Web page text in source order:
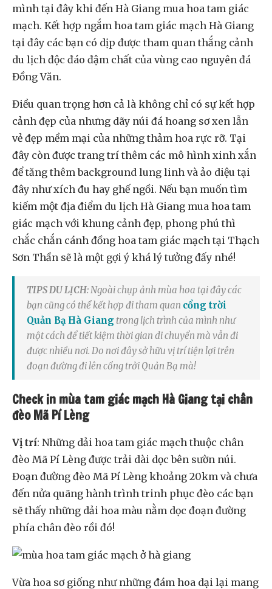
mình tại đây khi đến Hà Giang mua hoa tam giác
mạch. Kết hợp ngắm hoa tam giác mạch Hà Giang
tại đây các bạn có dịp được tham quan thắng cảnh
du lịch độc đáo đậm chất của vùng cao nguyên đá
Đồng Văn.
Điều quan trọng hơn cả là không chỉ có sự kết hợp
cảnh đẹp của nhưng dãy núi đá hoang sơ xen lẫn
vẻ đẹp mềm mại của những thảm hoa rực rỡ. Tại
đây còn được trang trí thêm các mô hình xinh xắn
để tăng thêm background lung linh và ảo diệu tại
đây như xích đu hay ghế ngồi. Nếu bạn muốn tìm
kiếm một địa điểm du lịch Hà Giang mua hoa tam
giác mạch với khung cảnh đẹp, phong phú thì
chắc chắn cánh đồng hoa tam giác mạch tại Thạch
Sơn Thần sẽ là một gợi ý khá lý tưởng đấy nhé!
TIPS DU LỊCH: Ngoài chụp ảnh mùa hoa tại đây các
bạn cũng có thể kết hợp đi tham quan cổng trời
Quản Bạ Hà Giang trong lịch trình của mình như
một cách để tiết kiệm thời gian di chuyển mà vẫn đi
được nhiều nơi. Do nơi đây sở hữu vị trí tiện lợi trên
đoạn đường đi lên cổng trởi Quản Bạ mà!
Check in mùa tam giác mạch Hà Giang tại chân
đèo Mã Pí Lèng
Vị trí: Những dải hoa tam giác mạch thuộc chân
đèo Mã Pí Lèng được trải dài dọc bên sườn núi.
Đoạn đường đèo Mã Pí Lèng khoảng 20km và chưa
đến nửa quãng hành trình trinh phục đèo các bạn
sẽ thấy những dải hoa màu nằm dọc đoạn đường
phía chân đèo rồi đó!
Vừa hoa sơ giống như những đám hoa dại lại mang